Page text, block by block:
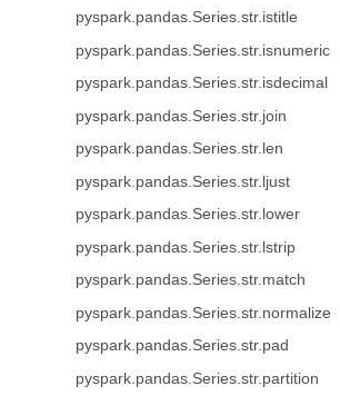
pyspark.pandas.Series.str.istitle
pyspark.pandas.Series.str.isnumeric
pyspark.pandas.Series.str.isdecimal
pyspark.pandas.Series.str.join
pyspark.pandas.Series.str.len
pyspark.pandas.Series.str.ljust
pyspark.pandas.Series.str.lower
pyspark.pandas.Series.str.lstrip
pyspark.pandas.Series.str.match
pyspark.pandas.Series.str.normalize
pyspark.pandas.Series.str.pad
pyspark.pandas.Series.str.partition